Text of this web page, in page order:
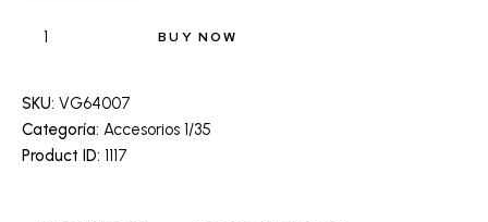
BUY NOW
SKU: VG64007
Categoría: Accesorios 1/35
Product ID: 1117